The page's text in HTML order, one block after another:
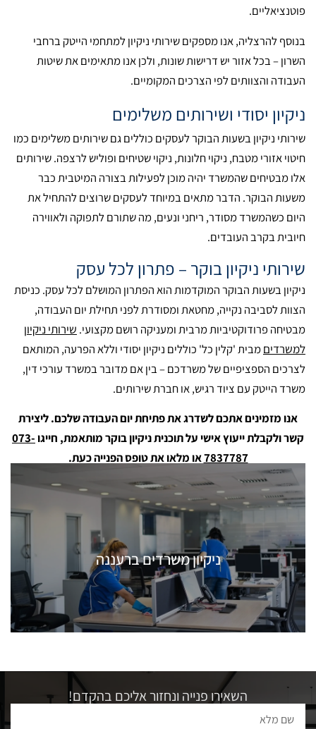
פוטנציאליים.
בנוסף להרצליה, אנו מספקים שירותי ניקיון למתחמי הייטק ברחבי
השרון – בכל אזור יש דרישות שונות, ולכן אנו מתאימים את שיטות
העבודה והצוותים לפי הצרכים המקומיים.
ניקיון יסודי ושירותים משלימים
שירותי ניקיון בשעות הבוקר לעסקים כוללים גם שירותים משלימים כמו
חיטוי אזורי מטבח, ניקוי חלונות, ניקוי שטיחים ופוליש לרצפה. שירותים
אלו מבטיחים שהמשרד יהיה מוכן לפעילות בצורה המיטבית כבר
משעות הבוקר. הדבר מתאים במיוחד לעסקים שרוצים להתחיל את
היום כשהמשרד מסודר, ריחני ונעים, מה שתורם לתפוקה ולאווירה
חיובית בקרב העובדים.
שירותי ניקיון בוקר – פתרון לכל עסק
ניקיון בשעות הבוקר המוקדמות הוא הפתרון המושלם לכל עסק. כניסת
הצוות לסביבה נקייה, מחטאת ומסודרת לפני תחילת יום העבודה,
מבטיחה פרודוקטיביות מרבית ומעניקה רושם מקצועי. שירותי ניקיון
למשרדיםמבית 'קלין כל' כוללים ניקיון יסודי וללא הפרעה, המותאם
לצרכים הספציפיים של משרדכם – בין אם מדובר במשרד עורכי דין,
משרד הייטק עם ציוד רגיש, או חברת שירותים.
אנו מזמינים אתכם לשדרג את פתיחת יום העבודה שלכם. ליצירת
קשר ולקבלת ייעוץ אישי על תוכנית ניקיון בוקר מותאמת, חייגו073-
7837787או מלאו את טופס הפנייה כעת.
מאמרים נוספים שיכולים לעניין אתכם
ניקיון משרדים ברעננה
השאירו פנייה ונחזור אליכם בהקדם!